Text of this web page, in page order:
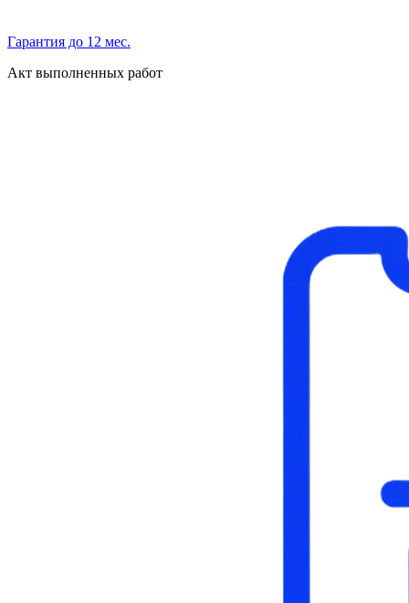
Гарантия до 12 мес.
Акт выполненных работ